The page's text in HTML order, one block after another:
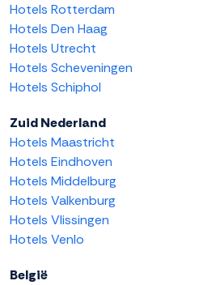
Hotels Rotterdam
Hotels Den Haag
Hotels Utrecht
Hotels Scheveningen
Hotels Schiphol
Zuid Nederland
Hotels Maastricht
Hotels Eindhoven
Hotels Middelburg
Hotels Valkenburg
Hotels Vlissingen
Hotels Venlo
België